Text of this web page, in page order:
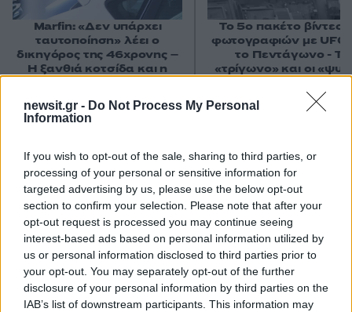
newsit.gr - Do Not Process My Personal
Information
If you wish to opt-out of the sale, sharing to third parties, or
processing of your personal or sensitive information for
targeted advertising by us, please use the below opt-out
section to confirm your selection. Please note that after your
opt-out request is processed you may continue seeing
interest-based ads based on personal information utilized by
us or personal information disclosed to third parties prior to
your opt-out. You may separately opt-out of the further
disclosure of your personal information by third parties on the
IAB’s list of downstream participants. This information may
Σχόλια
Σχολίασε εδώ
50 /50
Marfin: «Δεν υπάρχει
ταυτοποίηση» λέει ο
δικηγόρος της 46χρονης –
Η ξανθιά κοτσίδα και η
Το 5ο πακέτο βίντεο
φωτογραφιών με UFO
το Πεντάγωνο - Το
«τρίγωνο» και οι